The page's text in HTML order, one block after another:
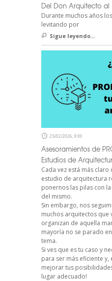
Del Don Arquitecto
Durante muchos años
levitando por
Sigue leyendo...
25/02/2026, 9:00
Asesoramientos de
Estudios de
Cada vez está más
estudio de arquitectura
ponernos las pilas con
del mismo.
Sin embargo, nos
muchos arquitectos que
organizan de aquella
mayoría no se parado
tema.
Si ves que es tu caso y
para ser más eficiente y,
mejorar tus
lugar adecuado!